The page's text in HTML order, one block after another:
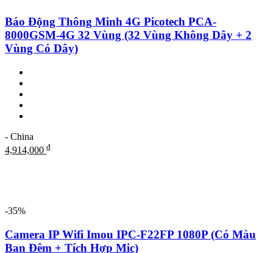
Báo Động Thông Minh 4G Picotech PCA-
8000GSM-4G 32 Vùng (32 Vùng Không Dây + 2
Vùng Có Dây)
- China
4,914,000 ₫
-35%
Camera IP Wifi Imou IPC-F22FP 1080P (Có Màu
Ban Đêm + Tích Hợp Mic)